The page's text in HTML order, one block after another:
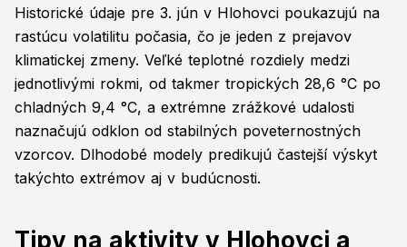
Historické údaje pre 3. jún v Hlohovci poukazujú na
rastúcu volatilitu počasia, čo je jeden z prejavov
klimatickej zmeny. Veľké teplotné rozdiely medzi
jednotlivými rokmi, od takmer tropických 28,6 °C po
chladných 9,4 °C, a extrémne zrážkové udalosti
naznačujú odklon od stabilných poveternostných
vzorcov. Dlhodobé modely predikujú častejší výskyt
takýchto extrémov aj v budúcnosti.
Tipy na aktivity v Hlohovci a